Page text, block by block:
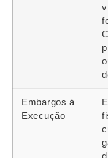
Embargos à
Execução